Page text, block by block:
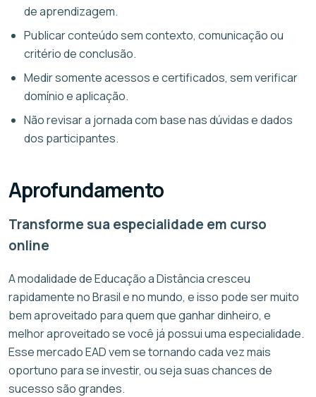
de aprendizagem.
Publicar conteúdo sem contexto, comunicação ou
critério de conclusão.
Medir somente acessos e certificados, sem verificar
domínio e aplicação.
Não revisar a jornada com base nas dúvidas e dados
dos participantes.
Aprofundamento
Transforme sua especialidade em curso
online
A modalidade de Educação a Distância cresceu
rapidamente no Brasil e no mundo, e isso pode ser muito
bem aproveitado para quem que ganhar dinheiro, e
melhor aproveitado se você já possui uma especialidade.
Esse mercado EAD vem se tornando cada vez mais
oportuno para se investir, ou seja suas chances de
sucesso são grandes.